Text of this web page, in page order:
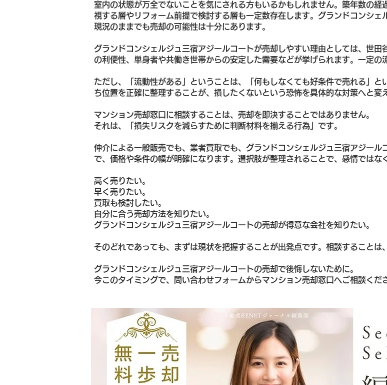
室内の状態が万全でないことを気にされる方もいるかもしれません。築年数の
視する層やリフォーム前提で検討する層も一定数存在します。グランドコンシェ
現況のままでも売却の可能性は十分にあります。
グランドコンシェルジュ三宿アジールコートが売却しやすい理由としては、世
の利便性、単身者や共働き世帯からの安定した需要などが挙げられます。一定の
ただし、「流動性がある」ということは、「何もしなくても好条件で売れる」
ち位置を正確に整理することが、損したくないという恐怖を具体的な対策へと変
マンション売却窓口に相談することは、売却を即決することではありません。
それは、「損失リスクを減らすために判断材料を揃える行為」です。
仲介による一般販売でも、業者買取でも、グランドコンシェルジュ三宿アジー
で、価格や条件の幅が明確になります。選択肢が整理されることで、感情ではな
高く売りたい。
早く売りたい。
買取も検討したい。
自分に合う売却方法を知りたい。
グランドコンシェルジュ三宿アジールコートの売却が得意な会社を知りたい。
そのどれであっても、まずは現状を把握することが出発点です。相談することは
グランドコンシェルジュ三宿アジールコートの売却で後悔しないために。
今このタイミングで、問い合わせフォームからマンション売却窓口へご相談くだ